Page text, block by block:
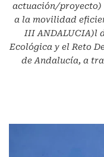
actuación/proyecto)
a la movilidad
III ANDALUCIA)l
Ecológica y el Reto
de Andalucía, a